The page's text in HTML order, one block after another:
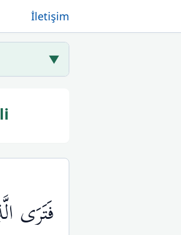
İletişim
▼
فَتَرَى